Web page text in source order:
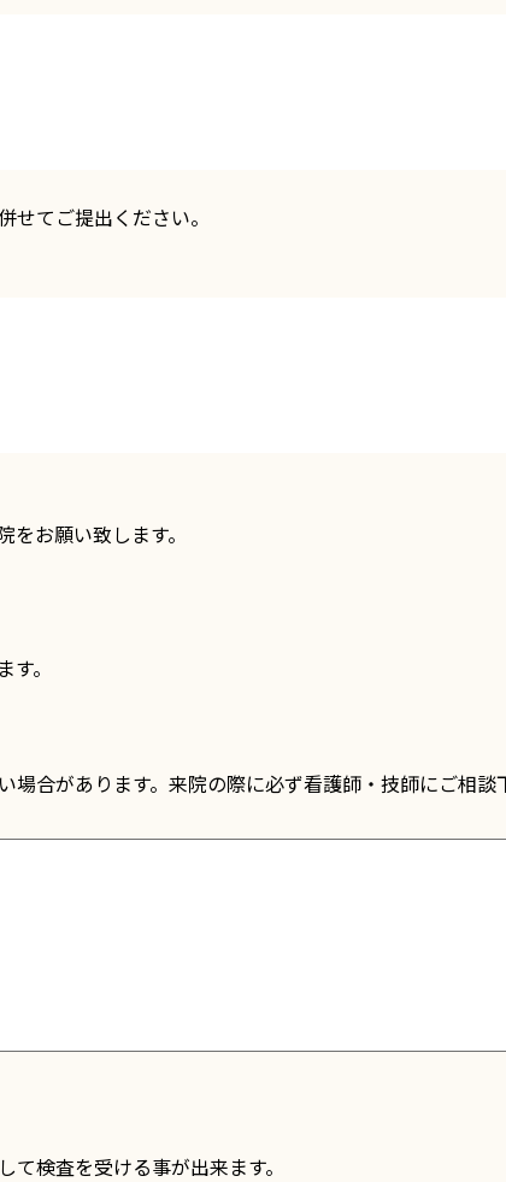
てご提出ください。
お願い致します。
。
合があります。来院の際に必ず看護師‧技師にご相談
検査を受ける事が出来ます。